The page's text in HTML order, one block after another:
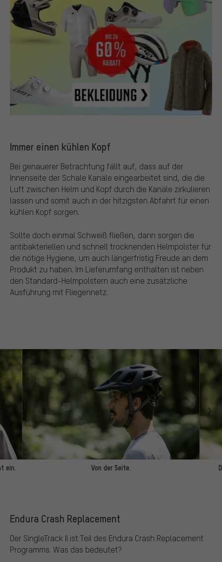
Immer einen kühlen Kopf
Bei genauerer Betrachtung fällt auf, dass auf der
Innenseite der Schale Kanäle eingearbeitet sind, die die
Luft zwischen Helm und Kopf durch die Kanäle zirkulieren
lassen und somit auch in der hitzigsten Abfahrt für einen
kühlen Kopf sorgen.
Sollte doch einmal Schweiß fließen, dann sorgen die
antibakteriellen und schnell trocknenden Helmpolster für
die nötige Hygiene, um auch längerfristig Freude an dem
Produkt zu haben. Im Lieferumfang enthalten ist neben
den Standard-Helmpolstern auch eine zusätzliche
Ausführung mit Fliegennetz.
Von der Seite.
ein.
Endura Crash Replacement
Der SingleTrack II ist Teil des Endura Crash Replacement
Programms. Was das bedeutet?